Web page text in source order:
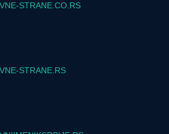
STRANE.CO.RS
STRANE.RS